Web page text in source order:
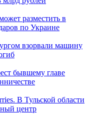
разместить в
по Украине
взорвали машину
бывшему главе
В Тульской области
центр